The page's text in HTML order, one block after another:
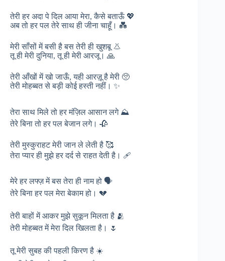
तेरी हर अदा पे दिल आया मेरा, कैसे बताऊँ 💖
अब तो हर पल तेरे साथ ही जीना चाहूँ। 💑
मेरी साँसों में बसी है बस तेरी ही खुशबू 👃
तू ही मेरी दुनिया, तू ही मेरी आरजू। 🙏
तेरी आँखों में खो जाऊँ, यही आरज़ू है मेरी 🥺
तेरी मोहब्बत से बड़ी कोई हस्ती नहीं। ✨
तेरा साथ मिले तो हर मंज़िल आसान लगे ⛰️
तेरे बिना तो हर पल बेजान लगे। 🥀
तेरी मुस्कुराहट मेरी जान ले लेती है 🥰
तेरा प्यार ही मुझे हर दर्द से राहत देती है। 🩹
मेरे हर लफ्ज़ में बस तेरा ही नाम हो 🗣️
तेरे बिना हर पल मेरा बेकाम हो। 💔
तेरी बाहों में आकर मुझे सुकून मिलता है 🫂
तेरी मोहब्बत में मेरा दिल खिलता है। 🌷
तू मेरी सुबह की पहली किरण है ☀️